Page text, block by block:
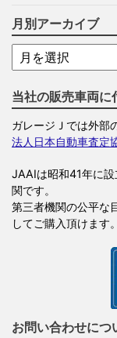
月別アーカイブ
当社の販売車両に
ガレージＪでは外部
法人日本自動車査定
JAAIは昭和41年に
関です。
第三者機関の公平な
してご購入頂けます。
お問い合わせにつ